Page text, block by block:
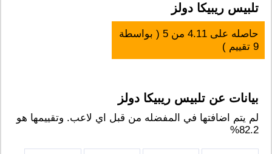
تلبيس ريبيكا دولز
حاصله على4.11 من5 ( بواسطة
9 تقييم )
بيانات عن تلبيس ريبيكا دولز
لم يتم اضافتها في المفضله من قبل اي لاعب. وتقييمها هو
82.2%